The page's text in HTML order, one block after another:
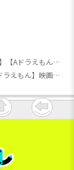
【ドラえもん】【Aドラえもん】映画ドラえもん のび太の絵世界物語 & you マスコットVol.1（EX）
【ドラえもん】【Aドラえもん】映画ドラえもん のび太の絵世界物語 & you マスコットVol.1（EX）